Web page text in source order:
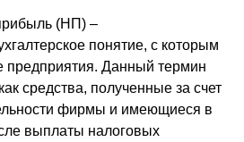
(НП) –
понятие, с которым
предприятия. Данный термин
средства, полученные за счет
фирмы и имеющиеся в
выплаты налоговых